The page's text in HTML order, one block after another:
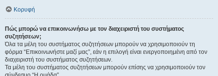
Κορυφή
Πώς μπορώ να επικοινωνήσω με τον διαχειριστή του συστήματος
συζητήσεων;
Όλα τα μέλη του συστήματος συζητήσεων μπορούν να χρησιμοποιούν τη
φόρμα “Επικοινωνήστε μαζί μας”, εάν η επιλογή είναι ενεργοποιημένη από τον
διαχειριστή του συστήματος συζητήσεων.
Τα μέλη του συστήματος συζητήσεων μπορούν επίσης να χρησιμοποιούν τον